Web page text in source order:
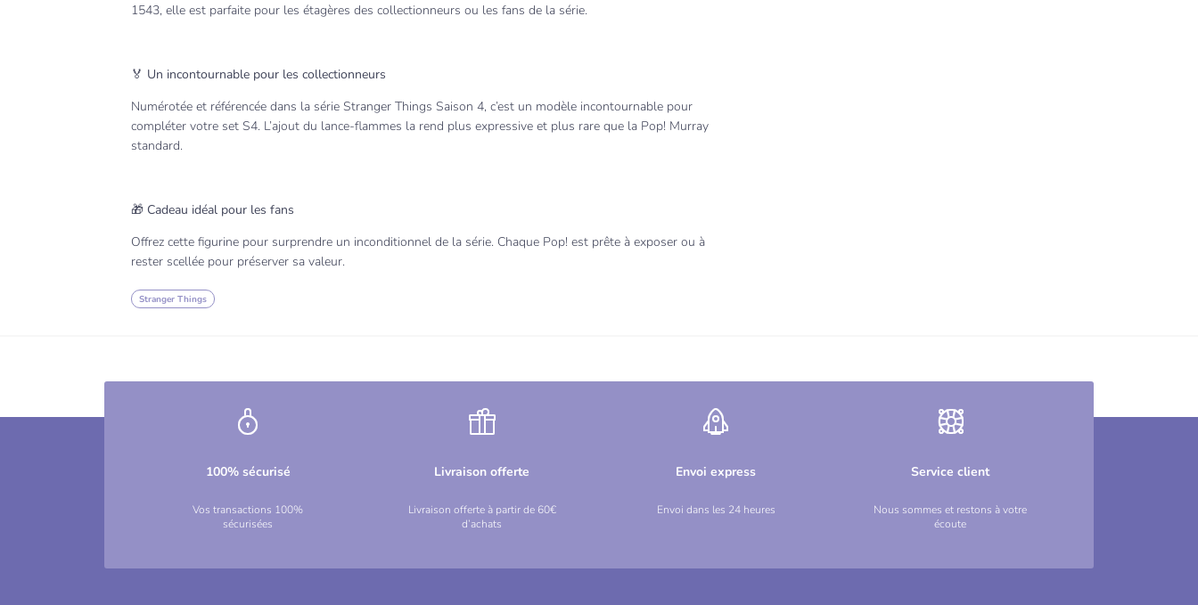
1543, elle est parfaite pour les étagères des collectionneurs ou les fans de la série.
🏅 Un incontournable pour les collectionneurs
Numérotée et référencée dans la série Stranger Things Saison 4, c’est un modèle incontournable pour
compléter votre set S4. L’ajout du lance-flammes la rend plus expressive et plus rare que la Pop! Murray
standard.
🎁 Cadeau idéal pour les fans
Offrez cette figurine pour surprendre un inconditionnel de la série. Chaque Pop! est prête à exposer ou à
rester scellée pour préserver sa valeur.
Stranger Things
100% sécurisé
Vos transactions 100%
sécurisées
Livraison offerte
Livraison offerte à partir de 60€
d’achats
Envoi express
Envoi dans les 24 heures
Service client
Nous sommes et restons à votre
écoute